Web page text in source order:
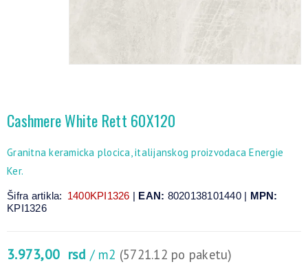
Cashmere White Rett 60X120
Granitna keramicka plocica, italijanskog proizvodaca Energie
Ker.
Šifra artikla: 1400KPI1326 | EAN: 8020138101440 | MPN:
KPI1326
3.973,00 rsd / m2 (5721.12 po paketu)